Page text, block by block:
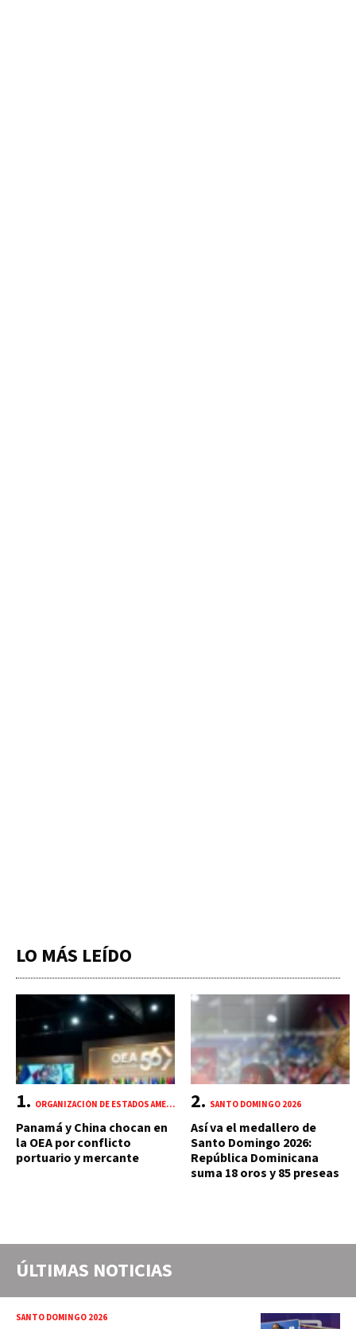
LO MÁS LEÍDO
ORGANIZACIÓN DE ESTADOS AMERICANOS (OEA)
Panamá y China chocan en
la OEA por conflicto
portuario y mercante
SANTO DOMINGO 2026
Así va el medallero de
Santo Domingo 2026:
República Dominicana
suma 18 oros y 85 preseas
ÚLTIMAS NOTICIAS
SANTO DOMINGO 2026